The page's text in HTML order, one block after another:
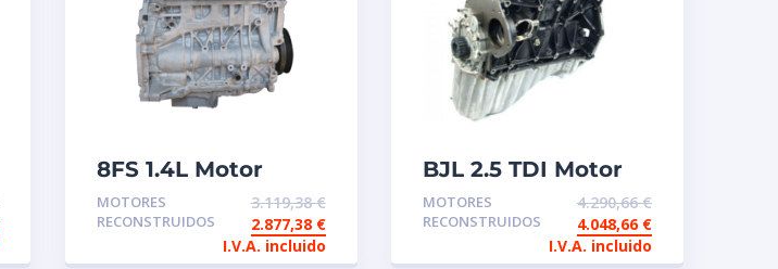
8FS 1.4L Motor
reconstruido de
intercambio
MOTORES
RECONSTRUIDOS
3.119,38€
2.877,38 €
I.V.A. incluido
BJL 2.5 TDI Motor
de intercambio
reconstruido
MOTORES
RECONSTRUIDOS
4.290,66€
4.048,66 €
I.V.A. incluido